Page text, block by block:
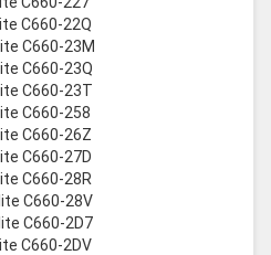
C660-22Q
C660-23M
C660-23Q
C660-23T
C660-258
C660-26Z
C660-27D
C660-28R
C660-28V
C660-2D7
C660-2DV